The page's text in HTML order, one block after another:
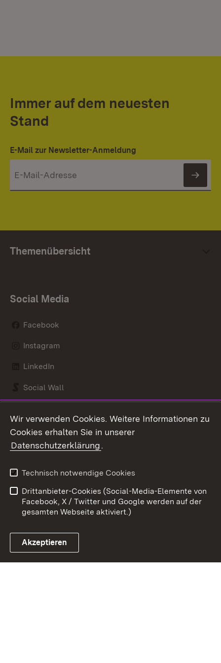
Immer auf dem neuesten
Stand
E-Mail zur Newsletter-Anmeldung
Themenübersicht
Social Media
Facebook
Instagram
LinkedIn
Social Wall
Link zum Landesportal
Kontakt
Barrierefreiheit
Impressum
Cookies
Wir verwenden Cookies. Weitere Informationen zu
Cookies erhalten Sie in unserer
Datenschutzerklärung.
Technisch notwendige Cookies
Drittanbieter-Cookies (Social-Media-Elemente von
Facebook, X / Twitter und Google werden auf der
gesamten Webseite aktiviert.)
Akzeptieren